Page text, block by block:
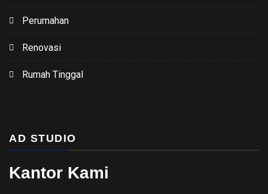
Perumahan
Renovasi
Rumah Tinggal
AD STUDIO
Kantor Kami